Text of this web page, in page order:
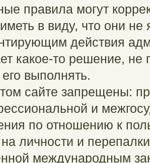
правила могут
в виду, что они
действия
какое-то решение, не
выполнять.
сайте запрещены:
и
по отношению к
личности и
международным